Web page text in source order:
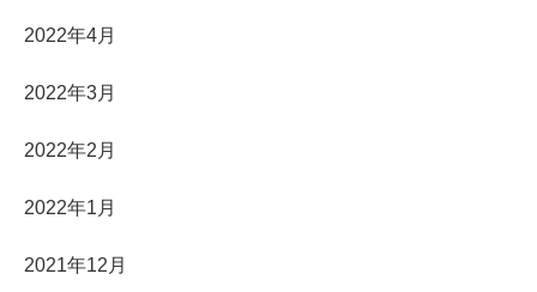
2022年4月
2022年3月
2022年2月
2022年1月
2021年12月